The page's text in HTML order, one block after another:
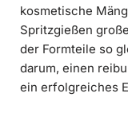
kosmetische
Spritzgießen
der Formteile so
darum, einen
ein erfolgreiches